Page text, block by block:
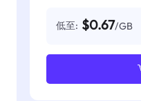
低至: $0.67/GB